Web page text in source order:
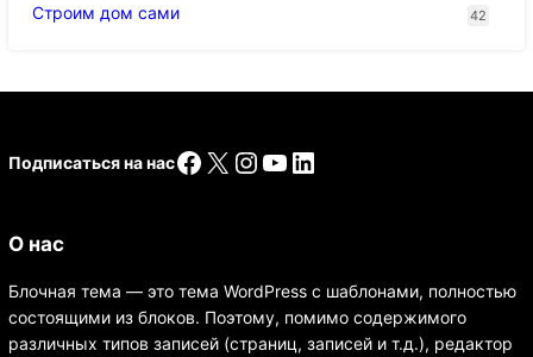
Строим дом сами 42
Подписаться на насFacebook
X Instagram
YouTube
LinkedIn
О нас
Блочная тема — это тема WordPress с шаблонами, полностью
состоящими из блоков. Поэтому, помимо содержимого
различных типов записей (страниц, записей и т.д.), редактор